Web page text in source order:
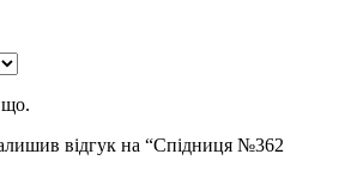
що.
відгук на “Спідниця №362